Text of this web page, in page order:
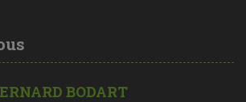
BODART